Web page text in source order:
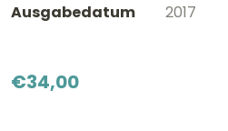
Ausgabedatum 2017
€34,00